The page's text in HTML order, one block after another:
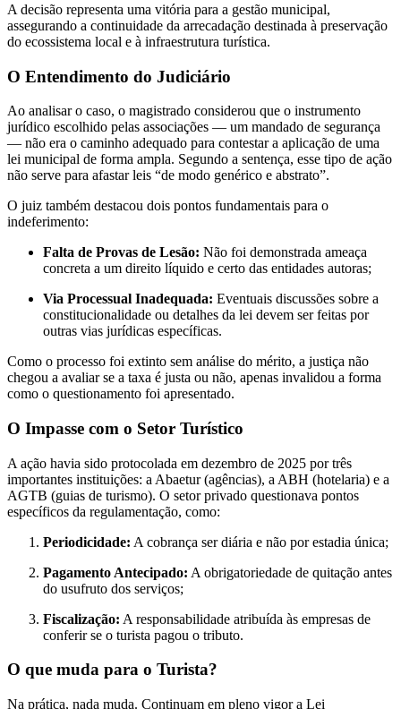
A decisão representa uma vitória para a gestão municipal,
assegurando a continuidade da arrecadação destinada à preservação
do ecossistema local e à infraestrutura turística.
O Entendimento do Judiciário
Ao analisar o caso, o magistrado considerou que o instrumento
jurídico escolhido pelas associações — um mandado de segurança
— não era o caminho adequado para contestar a aplicação de uma
lei municipal de forma ampla. Segundo a sentença, esse tipo de ação
não serve para afastar leis “de modo genérico e abstrato”.
O juiz também destacou dois pontos fundamentais para o
indeferimento:
Falta de Provas de Lesão: Não foi demonstrada ameaça
concreta a um direito líquido e certo das entidades autoras;
Via Processual Inadequada: Eventuais discussões sobre a
constitucionalidade ou detalhes da lei devem ser feitas por
outras vias jurídicas específicas.
Como o processo foi extinto sem análise do mérito, a justiça não
chegou a avaliar se a taxa é justa ou não, apenas invalidou a forma
como o questionamento foi apresentado.
O Impasse com o Setor Turístico
A ação havia sido protocolada em dezembro de 2025 por três
importantes instituições: a Abaetur (agências), a ABH (hotelaria) e a
AGTB (guias de turismo). O setor privado questionava pontos
específicos da regulamentação, como:
Periodicidade: A cobrança ser diária e não por estadia única;
Pagamento Antecipado: A obrigatoriedade de quitação antes
do usufruto dos serviços;
Fiscalização: A responsabilidade atribuída às empresas de
conferir se o turista pagou o tributo.
O que muda para o Turista?
Na prática, nada muda. Continuam em pleno vigor a Lei